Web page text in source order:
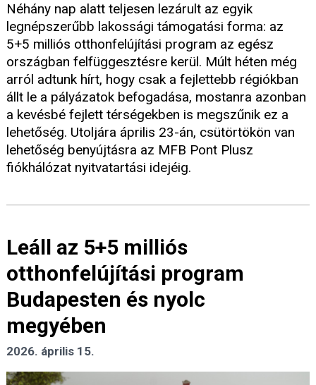
Néhány nap alatt teljesen lezárult az egyik
legnépszerűbb lakossági támogatási forma: az
5+5 milliós otthonfelújítási program az egész
országban felfüggesztésre kerül. Múlt héten még
arról adtunk hírt, hogy csak a fejlettebb régiókban
állt le a pályázatok befogadása, mostanra azonban
a kevésbé fejlett térségekben is megszűnik ez a
lehetőség. Utoljára április 23-án, csütörtökön van
lehetőség benyújtásra az MFB Pont Plusz
fiókhálózat nyitvatartási idejéig.
Leáll az 5+5 milliós
otthonfelújítási program
Budapesten és nyolc
megyében
2026. április 15.